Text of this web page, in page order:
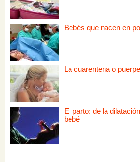
Bebés que nacen en
La cuarentena o
El parto: de la
bebé